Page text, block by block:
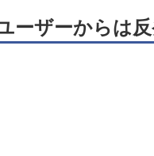
ーザーからは反